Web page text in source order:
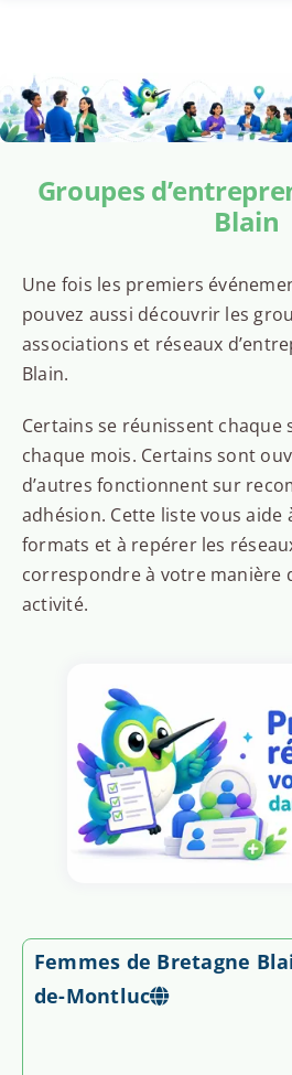
Groupes
Blain
Une fois les premiers
pouvez aussi découvrir les
associations et réseaux
Blain.
Certains se réunissent chaque
chaque mois. Certains sont
d’autres fonctionnent sur
adhésion. Cette liste vous aide
formats et à repérer les
correspondre à votre manière
activité.
Femmes de Bretagne
de-Montluc